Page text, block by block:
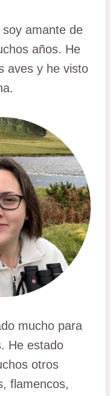
soy amante de
años. He
aves y he visto
mucho para
He estado
otros
flamencos,